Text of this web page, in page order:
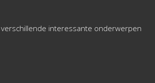
verschillende interessante onderwerpen